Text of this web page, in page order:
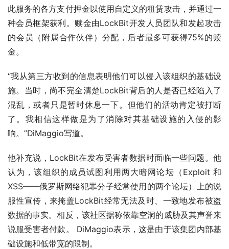
此服务的各方支付押金以使用自定义的租赁攻击，并通过一
种会员框架获利。赎金由LockBit开发人员团队和发起攻击
的会员（附属合作伙伴）分配，后者最多可获得75%的赎
金。
“我从第三方收到的信息表明他们可以侵入该组织的基础设
施。当时，尚不完全清楚LockBit背后的人是否已经陷入了
混乱，或者只是暂时休息一下。但他们的活动肯定被打断
了。我相信这样做是为了消除对其基础设施的入侵的影
响。”DiMaggio写道。
他补充说，LockBit在发布受害者数据时面临一些问题。他
认为，该组织的成员试图利用两大暗网论坛（Exploit 和
XSS——俄罗斯网络犯罪分子经常使用的两个论坛）上的说
服性宣传，来掩盖LockBit经常无法及时、一致地发布被盗
数据的事实。相反，该社区据称依靠空洞的威胁及其声誉来
说服受害者付款。 DiMaggio表示，这是由于该集团内部基
础设施和低带宽的限制。